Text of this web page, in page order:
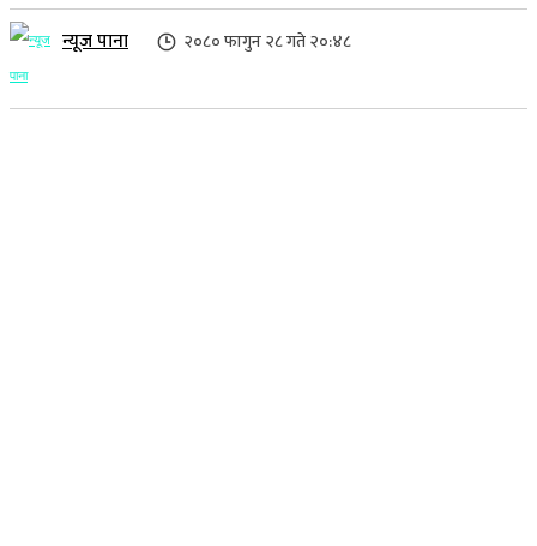
न्यूज पाना २०८० फागुन २८ गते २०:४८